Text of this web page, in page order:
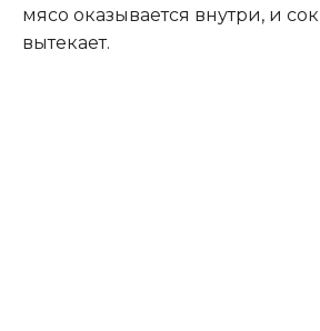
мясо оказывается внутри, и
вытекает.